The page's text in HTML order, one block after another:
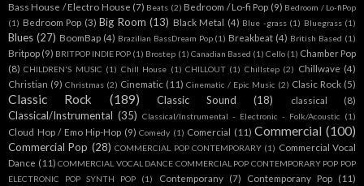
Bass House / Electro House (7) Beats (2) Bedroom / Lo-fi Pop (9) Bedroom / Lo-fiPop
(1) Bedroom Pop (3) Big Room (13) Black Metal (4) Blue -grass (1) Bluegrass (1)
Blues (27) BoomBap (4) Brazilian BassDream Pop (1) Breakbeat (4) British Based (1)
Britpop (9) BRITPOP INDIE POP (1) Brostep (1) Canadian Based (1) Cello (1) Chamber Pop
(8) CHILDREN'S MUSIC (1) Chill House (1) CHILLOUT (1) Chillstep (2) Chillwave (4)
Christian (9) Christmas (2) Cinematic (11) Cinematic / Epic Music (2) Clasic Rock (5)
Classic Rock (189) Classic Sound (18) classical (8)
Classical/Instrumental (35) Classical/Instrumental - Electronic - Folk/Acoustic (1)
Cloud Hop / Emo Hip-Hop (9) Comedy (1) Comercial (11) Commercial (100)
Commercial Pop (28) COMMERCIAL POP CONTEMPORARY (1) Commercial Vocal
Dance (11) COMMERCIAL VOCAL DANCE COMMERCIAL POP CONTEMPORARY POP POP
ELECTRONIC POP SYNTH POP
(1) Contemporany (7) Contemporany Pop (11)